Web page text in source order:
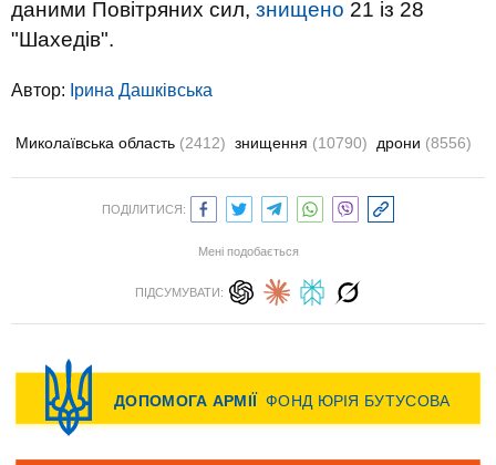
даними Повітряних сил, знищено 21 із 28
"Шахедів".
Автор: Ірина Дашківська
Миколаївська область (2412) знищення (10790) дрони (8556)
ПОДІЛИТИСЯ:
Мені подобається
ПІДСУМУВАТИ: